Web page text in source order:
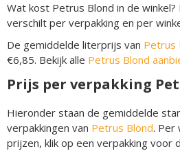
Wat kost Petrus Blond in de
verschilt per verpakking en per
De gemiddelde literprijs van Petrus
€6,85. Bekijk alle Petrus Blond
Prijs per verpakking
Hieronder staan de gemiddelde
verpakkingen van Petrus Blond. Per
prijzen, klik op een verpakking voor